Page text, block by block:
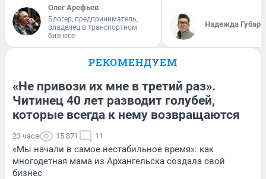
Олег Арефьев
Блогер, предприниматель,
владелец в транспортном
бизнесе
Надежда Губарь
РЕКОМЕНДУЕМ
«Не привози их мне в третий раз».
Читинец 40 лет разводит голубей,
которые всегда к нему возвращаются
23 часа 15 871 11
«Мы начали в самое нестабильное время»: как
многодетная мама из Архангельска создала свой
бизнес